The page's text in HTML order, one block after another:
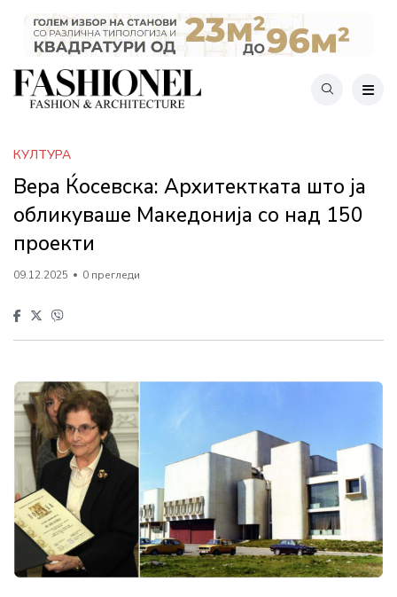
КУЛТУРА
Вера Ќосевска: Архитектката што ја
обликуваше Македонија со над 150
проекти
09.12.2025 0 прегледи